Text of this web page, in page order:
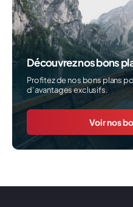
Découvrez nos bons
Profitez de nos bons plans
d’avantages exclusifs.
Voir nos